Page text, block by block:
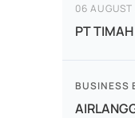
06
PT
BUSINESS